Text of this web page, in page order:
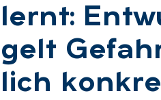
lernt:
gelt
lich